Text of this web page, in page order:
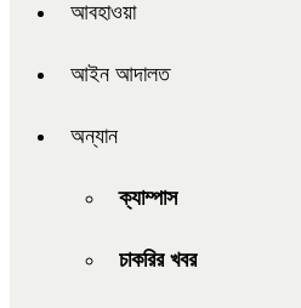
আবহাওয়া
আইন আদালত
অন্যান
ক্যাম্পাস
চাকরির খবর